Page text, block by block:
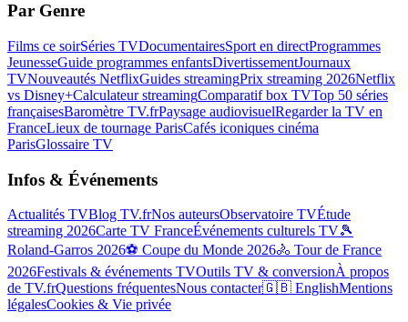
Par Genre
Films ce soirSéries TVDocumentairesSport en directProgrammes
JeunesseGuide programmes enfantsDivertissementJournaux
TVNouveautés NetflixGuides streamingPrix streaming 2026Netflix
vs Disney+Calculateur streamingComparatif box TVTop 50 séries
françaisesBaromètre TV.frPaysage audiovisuelRegarder la TV en
FranceLieux de tournage ParisCafés iconiques cinéma
ParisGlossaire TV
Infos & Événements
Actualités TVBlog TV.frNos auteursObservatoire TVÉtude
streaming 2026Carte TV FranceÉvénements culturels TV🎾
Roland-Garros 2026⚽ Coupe du Monde 2026🚴 Tour de France
2026Festivals & événements TVOutils TV & conversionÀ propos
de TV.frQuestions fréquentesNous contacter🇬🇧 EnglishMentions
légalesCookies & Vie privée